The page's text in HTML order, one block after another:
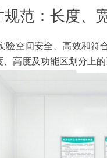
范：长度、
空间安全、高效和
高度及功能区划分上的